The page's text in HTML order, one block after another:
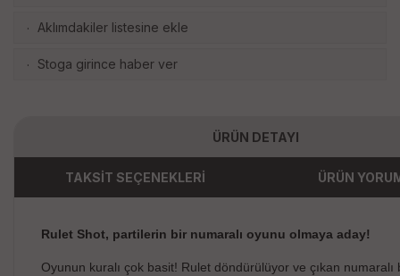
· Aklımdakiler listesine ekle
· Stoga girince haber ver
ÜRÜN DETAYI
TAKSİT SEÇENEKLERİ ÜRÜN
Rulet Shot, partilerin bir numaralı oyunu olmaya aday!
Oyunun kuralı çok basit! Rulet döndürülüyor ve çıkan numaralı